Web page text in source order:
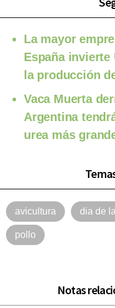
La mayor
España invierte
la producción
Vaca Muerta
Argentina
urea más
avicultura dia de
pollo
Notas